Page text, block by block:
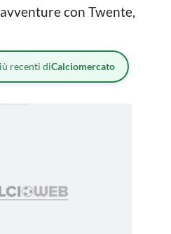
con Twente,
recenti diCalciomercato